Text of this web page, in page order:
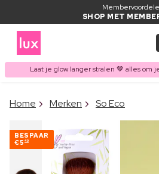
SHOP MET
Laat je glow langer stralen 🤎 alles om
ITEM TOEGEVOEGD
WINKELMAND
Home Merken So Eco
BESPAAR
€5 40